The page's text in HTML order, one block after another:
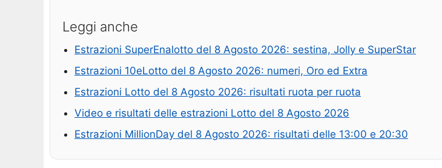
Leggi anche
Estrazioni SuperEnalotto del 8 Agosto 2026: sestina, Jolly e SuperStar
Estrazioni 10eLotto del 8 Agosto 2026: numeri, Oro ed Extra
Estrazioni Lotto del 8 Agosto 2026: risultati ruota per ruota
Video e risultati delle estrazioni Lotto del 8 Agosto 2026
Estrazioni MillionDay del 8 Agosto 2026: risultati delle 13:00 e 20:30